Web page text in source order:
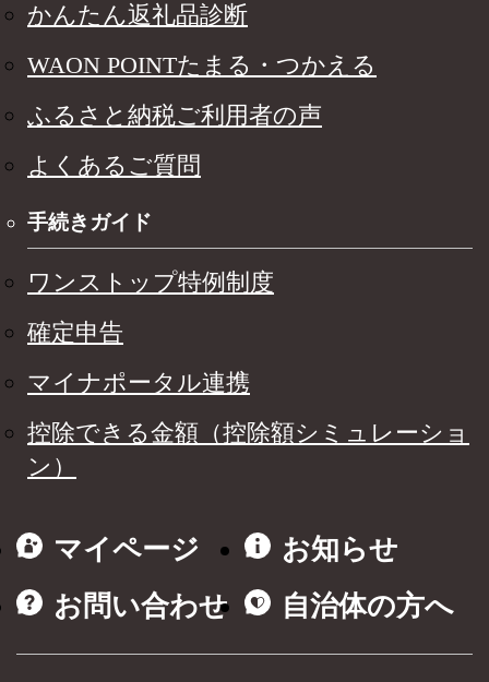
かんたん返礼品診断
WAON POINTたまる・つかえる
ふるさと納税ご利用者の声
よくあるご質問
手続きガイド
ワンストップ特例制度
確定申告
マイナポータル連携
控除できる金額（控除額シミュレーショ
ン）
マイページ
お知らせ
お問い合わせ
自治体の方へ